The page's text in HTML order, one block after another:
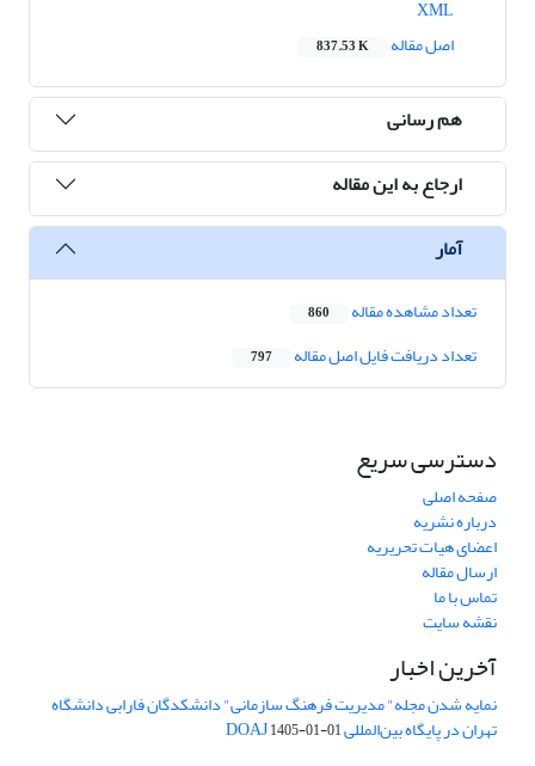
اصل مقاله
837.53 K
هم رسانی
ارجاع به این مقاله
آمار
تعداد مشاهده مقاله 860
تعداد دریافت فایل اصل مقاله 797
دسترسی سریع
صفحه اصلی
درباره نشریه
اعضای هیات تحریریه
ارسال مقاله
تماس با ما
نقشه سایت
آخرین اخبار
نمایه شدن مجله" مدیریت فرهنگ سازمانی" دانشکدگان فارابی دانشگاه
تهران در پایگاه بین‌المللی DOAJ1405-01-01